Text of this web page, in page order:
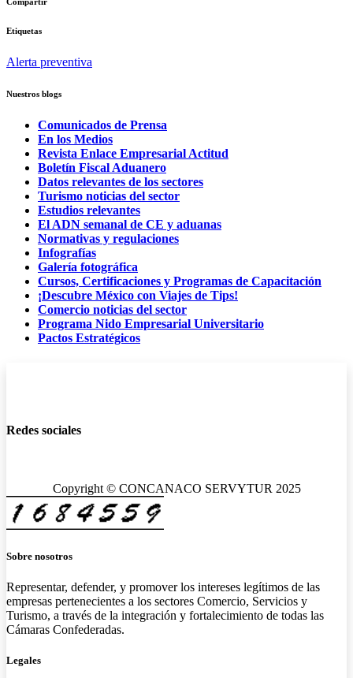
Etiquetas
Alerta preventiva
Nuestros blogs
Comunicados de Prensa
En los Medios
Revista Enlace Empresarial Actitud
Boletín Fiscal Aduanero
Datos relevantes de los sectores
Turismo noticias del sector
Estudios relevantes
El ADN semanal de CE y aduanas
Normativas y regulaciones
Infografías
Galería fotográfica
Cursos, Certificaciones y Programas de Capacitación
¡Descubre México con Viajes de Tips!
Comercio noticias del sector
Programa Nido Empresarial Universitario
Pactos Estratégicos
Redes sociales
Copyright © CONCANACO SERVYTUR 2025
Sobre nosotros
Representar, defender, y promover los intereses legítimos de las
empresas pertenecientes a los sectores Comercio, Servicios y
Turismo, a través de la integración y fortalecimiento de todas las
Cámaras Confederadas.
Legales